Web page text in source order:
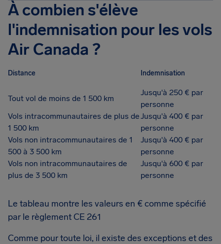
À combien s'élève
l'indemnisation pour les vols
Air Canada ?
Distance Indemnisation
Tout vol de moins de 1 500 km
Jusqu'à 250 € par
personne
Vols intracommunautaires de plus de
1 500 km
Jusqu'à 400 € par
personne
Vols non intracommunautaires de 1
500 à 3 500 km
Jusqu'à 400 € par
personne
Vols non intracommunautaires de
plus de 3 500 km
Jusqu'à 600 € par
personne
Le tableau montre les valeurs en € comme spécifié
par le règlement CE 261
Comme pour toute loi, il existe des exceptions et des